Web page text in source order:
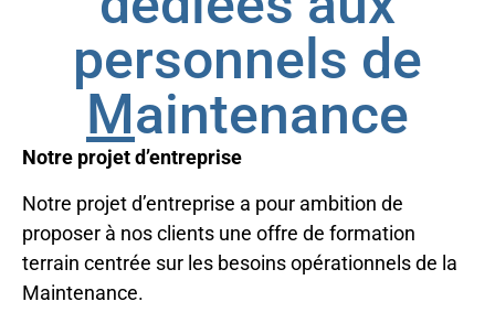
personnels de
Maintenance
Notre projet d’entreprise
Notre projet d’entreprise a pour ambition de
proposer à nos clients une offre de formation
terrain centrée sur les besoins opérationnels de la
Maintenance.